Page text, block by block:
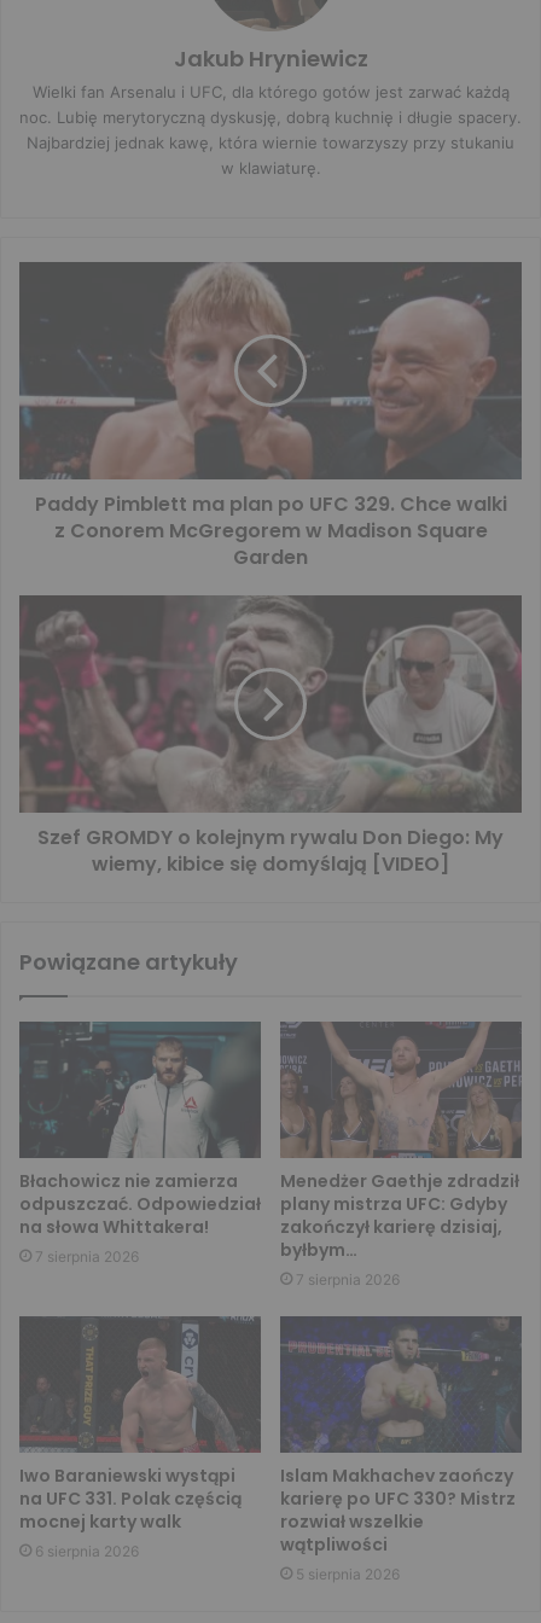
Jakub Hryniewicz
Wielki fan Arsenalu i UFC, dla którego gotów jest zarwać każdą
noc. Lubię merytoryczną dyskusję, dobrą kuchnię i długie spacery.
Najbardziej jednak kawę, która wiernie towarzyszy przy stukaniu
w klawiaturę.
Paddy Pimblett ma plan po UFC 329. Chce walki
z Conorem McGregorem w Madison Square
Garden
Szef GROMDY o kolejnym rywalu Don Diego: My
wiemy, kibice się domyślają [VIDEO]
Powiązane artykuły
Błachowicz nie zamierza
odpuszczać. Odpowiedział
na słowa Whittakera!
7 sierpnia 2026
Menedżer Gaethje zdradził
plany mistrza UFC: Gdyby
zakończył karierę dzisiaj,
byłbym…
7 sierpnia 2026
Iwo Baraniewski wystąpi
na UFC 331. Polak częścią
mocnej karty walk
6 sierpnia 2026
Islam Makhachev zaończy
karierę po UFC 330? Mistrz
rozwiał wszelkie
wątpliwości
5 sierpnia 2026